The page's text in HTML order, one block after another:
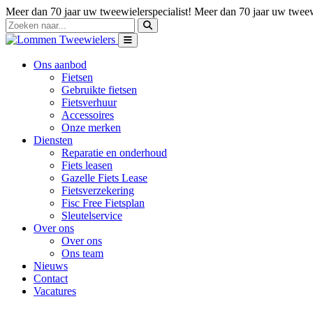
Meer dan 70 jaar uw tweewielerspecialist! Meer dan 70 jaar uw
Ons aanbod
Fietsen
Gebruikte fietsen
Fietsverhuur
Accessoires
Onze merken
Diensten
Reparatie en onderhoud
Fiets leasen
Gazelle Fiets Lease
Fietsverzekering
Fisc Free Fietsplan
Sleutelservice
Over ons
Over ons
Ons team
Nieuws
Contact
Vacatures